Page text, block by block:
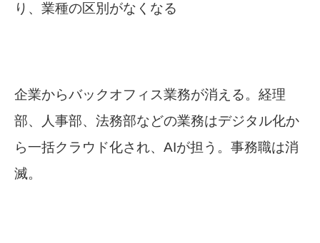
り、業種の区別がなくなる
企業からバックオフィス業務が消える。 経理
部、人事部、法務部などの業務はデジタル化か
ら一括クラウド化され、AIが担う。 事務職は消
滅。